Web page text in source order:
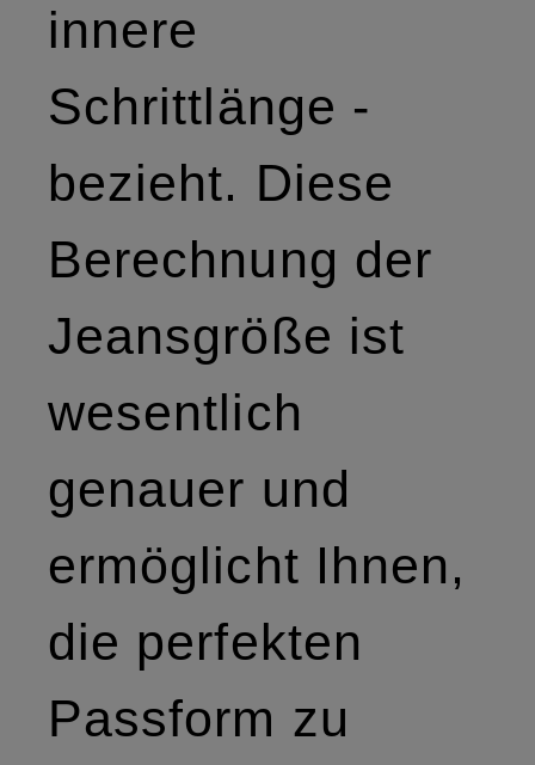
innere
Schrittlänge -
bezieht. Diese
Berechnung der
Jeansgröße ist
wesentlich
genauer und
ermöglicht Ihnen,
die perfekten
Passform zu